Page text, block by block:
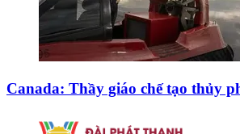
Canada: Thầy giáo chế tạo thủy